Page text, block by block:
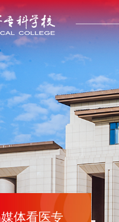
媒体看医专